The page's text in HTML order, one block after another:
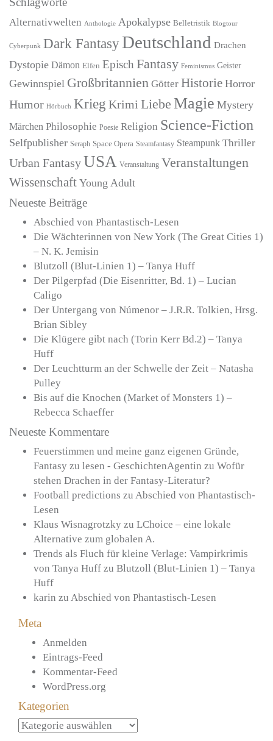
Alternativwelten Anthologie Apokalypse Belletristik Blogtour
Cyberpunk Dark FantasyDeutschland Drachen
Dystopie Dämon Elfen Episch Fantasy Feminismus Geister
Gewinnspiel Großbritannien Götter Historie Horror
Humor Hörbuch Krieg Krimi Liebe Magie Mystery
Märchen Philosophie Poesie Religion Science-Fiction
Selfpublisher Seraph Space Opera Steamfantasy Steampunk Thriller
Urban FantasyUSA Veranstaltung Veranstaltungen
Wissenschaft Young Adult
Neueste Beiträge
Abschied von Phantastisch-Lesen
Die Wächterinnen von New York (The Great Cities 1)
– N. K. Jemisin
Blutzoll (Blut-Linien 1) – Tanya Huff
Der Pilgerpfad (Die Eisenritter, Bd. 1) – Lucian
Caligo
Der Untergang von Númenor – J.R.R. Tolkien, Hrsg.
Brian Sibley
Die Klügere gibt nach (Torin Kerr Bd.2) – Tanya
Huff
Der Leuchtturm an der Schwelle der Zeit – Natasha
Pulley
Bis auf die Knochen (Market of Monsters 1) –
Rebecca Schaeffer
Neueste Kommentare
Feuerstimmen und meine ganz eigenen Gründe,
Fantasy zu lesen - GeschichtenAgentin zu Wofür
stehen Drachen in der Fantasy-Literatur?
Football predictions zu Abschied von Phantastisch-
Lesen
Klaus Wisnagrotzky zu LChoice – eine lokale
Alternative zum globalen A.
Trends als Fluch für kleine Verlage: Vampirkrimis
von Tanya Huff zu Blutzoll (Blut-Linien 1) – Tanya
Huff
karin zu Abschied von Phantastisch-Lesen
Meta
Anmelden
Eintrags-Feed
Kommentar-Feed
WordPress.org
Kategorien
Kategorien